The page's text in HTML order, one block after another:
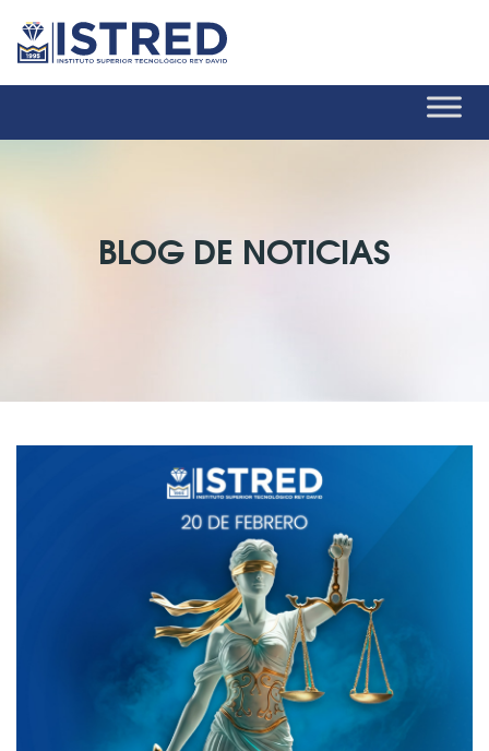
BLOG DE NOTICIAS